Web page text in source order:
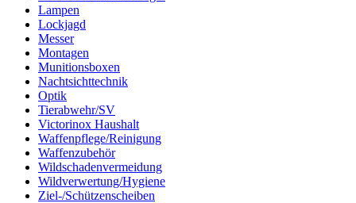
Lampen
Lockjagd
Messer
Montagen
Munitionsboxen
Nachtsichttechnik
Optik
Tierabwehr/SV
Victorinox Haushalt
Waffenpflege/Reinigung
Waffenzubehör
Wildschadenvermeidung
Wildverwertung/Hygiene
Ziel-/Schützenscheiben